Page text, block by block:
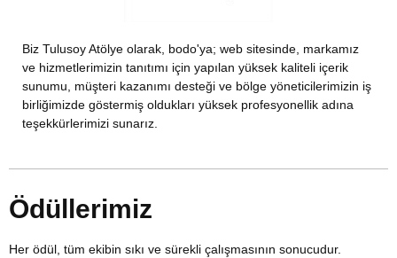
Biz Tulusoy Atölye olarak, bodo'ya; web sitesinde, markamız
ve hizmetlerimizin tanıtımı için yapılan yüksek kaliteli içerik
sunumu, müşteri kazanımı desteği ve bölge yöneticilerimizin iş
birliğimizde göstermiş oldukları yüksek profesyonellik adına
teşekkürlerimizi sunarız.
Ödüllerimiz
Her ödül, tüm ekibin sıkı ve sürekli çalışmasının sonucudur.